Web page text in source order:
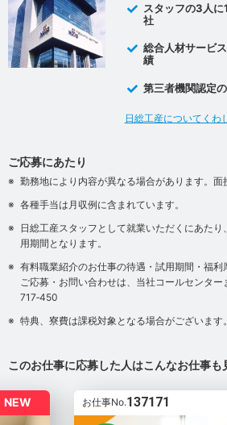
スタッフの3人に
社
総合人材サービ
績
第三者機関認定
日総工産についてくわ
ご応募にあたり
勤務地により内容が異なる場合があります。面
各種手当は月収例に含まれています。
日総工産スタッフとして就業いただくにあた
用期間となります。
有料職業紹介のお仕事の待遇・試用期間・福利
ご応募・お問い合わせは、当社コールセンタ
717‐450
特典、寮費は課税対象となる場合がございます。
このお仕事に応募した人はこんなお仕事も
NEW お仕事No.137171